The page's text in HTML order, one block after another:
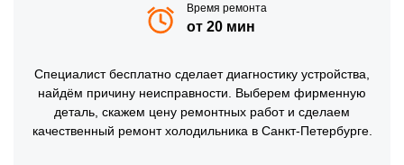
Время ремонта
от 20 мин
Специалист бесплатно сделает диагностику устройства,
найдём причину неисправности. Выберем фирменную
деталь, скажем цену ремонтных работ и сделаем
качественный ремонт холодильника в Санкт-Петербурге.